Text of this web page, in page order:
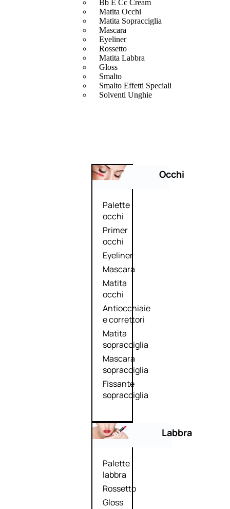
Bb E Cc Cream
Matita Occhi
Matita Sopracciglia
Mascara
Eyeliner
Rossetto
Matita Labbra
Gloss
Smalto
Smalto Effetti Speciali
Solventi Unghie
Occhi
Palette
occhi
Primer
occhi
Eyeliner
Mascara
Matita
occhi
Antiocchiaie
e correttori
Matita
sopracciglia
Mascara
sopracciglia
Fissante
sopracciglia
Labbra
Palette
labbra
Rossetto
Gloss